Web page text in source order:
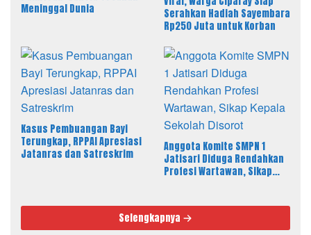
Meninggal Dunia
Serahkan Hadiah Sayembara
Rp250 Juta untuk Korban
Kasus Pembuangan Bayi
Terungkap, RPPAI Apresiasi
Jatanras dan Satreskrim
Anggota Komite SMPN 1
Jatisari Diduga Rendahkan
Profesi Wartawan, Sikap
Selengkapnya